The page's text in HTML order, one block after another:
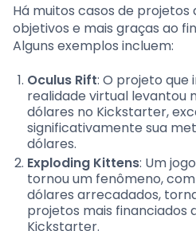
Há muitos casos de projetos
objetivos e mais graças ao
Alguns exemplos incluem:
Oculus Rift: O projeto que
realidade virtual levantou
dólares no Kickstarter,
significativamente sua
dólares.
Exploding Kittens: Um
tornou um fenômeno,
dólares arrecadados,
projetos mais financiados
Kickstarter.